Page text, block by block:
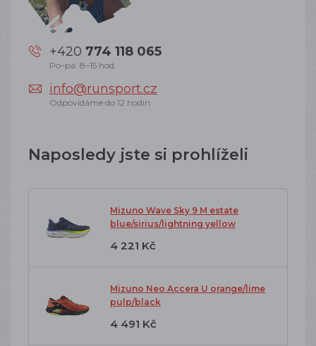
+420 774 118 065
Po–pá: 8–15 hod.
info@runsport.cz
Odpovídáme do 12 hodin
Naposledy jste si prohlíželi
Mizuno Wave Sky 9 M estate
blue/sirius/lightning yellow
4 221 Kč
Mizuno Neo Accera U orange/lime
pulp/black
4 491 Kč